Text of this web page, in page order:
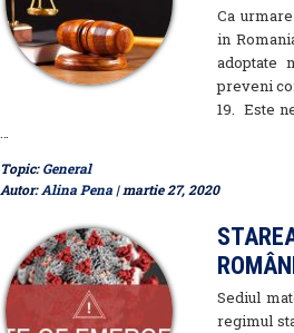
Ca
in
adoptate
preveni
19. Este
…
Topic:General
Autor:Alina Pena | martie 27, 2020
Sediul
regimul